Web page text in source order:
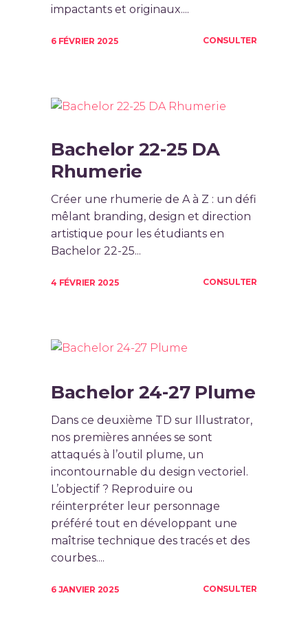
impactants et originaux....
6 FÉVRIER 2025 CONSULTER
Bachelor 22-25 DA
Rhumerie
Créer une rhumerie de A à Z : un défi
mêlant branding, design et direction
artistique pour les étudiants en
Bachelor 22-25...
4 FÉVRIER 2025 CONSULTER
Bachelor 24-27 Plume
Dans ce deuxième TD sur Illustrator,
nos premières années se sont
attaqués à l’outil plume, un
incontournable du design vectoriel.
L’objectif ? Reproduire ou
réinterpréter leur personnage
préféré tout en développant une
maîtrise technique des tracés et des
courbes....
6 JANVIER 2025 CONSULTER